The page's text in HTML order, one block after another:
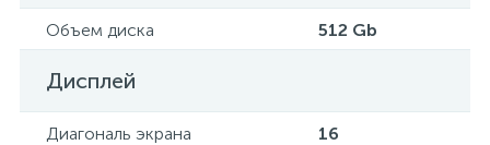
Объем диска 512 Gb
Дисплей
Диагональ экрана
16